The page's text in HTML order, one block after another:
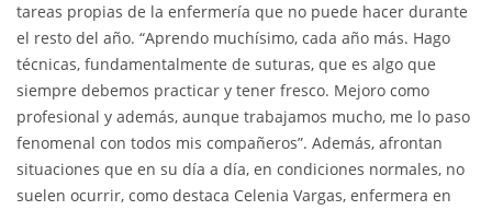
tareas propias de la enfermería que no puede hacer durante
el resto del año. “Aprendo muchísimo, cada año más. Hago
técnicas, fundamentalmente de suturas, que es algo que
siempre debemos practicar y tener fresco. Mejoro como
profesional y además, aunque trabajamos mucho, me lo paso
fenomenal con todos mis compañeros”. Además, afrontan
situaciones que en su día a día, en condiciones normales, no
suelen ocurrir, como destaca Celenia Vargas, enfermera en